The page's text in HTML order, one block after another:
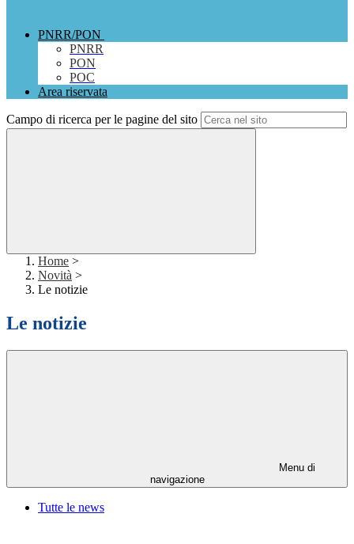
PNRR/PON
PNRR
PON
POC
Area riservata
Campo di ricerca per le pagine del sito
Home >
Novità >
Le notizie
Le notizie
Menu di
navigazione
Tutte le news